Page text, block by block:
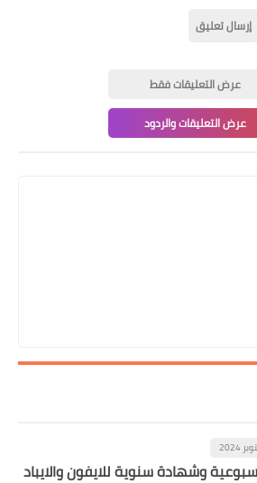
إرسال تعليق
عرض التعليقات فقط
عرض التعليقات والردود
وشهادة سنوية للايفون والايباد